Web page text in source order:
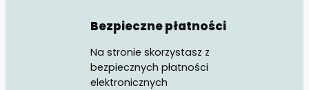
Bezpieczne płatności
Na stronie skorzystasz z
bezpiecznych płatności
elektronicznych